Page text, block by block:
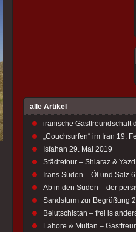
alle Artikel
iranische Gastfreundschaft
„Couchsurfen“ im Iran 19.
Isfahan 29. Mai 2019
Städtetour – Shiaraz & Yazd
Irans Süden – Öl und Salz
Ab in den Süden – der
Sandsturm zur Begrüßung
Belutschistan – frei is
Lahore & Multan –